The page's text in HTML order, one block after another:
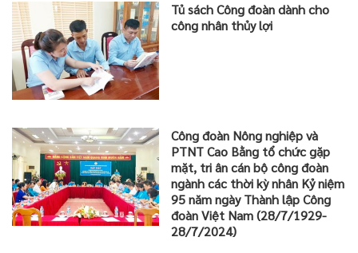
Tủ sách Công đoàn dành cho
công nhân thủy lợi
Công đoàn Nông nghiệp và
PTNT Cao Bằng tổ chức gặp
mặt, tri ân cán bộ công đoàn
ngành các thời kỳ nhân Kỷ niệm
95 năm ngày Thành lập Công
đoàn Việt Nam (28/7/1929-
28/7/2024)